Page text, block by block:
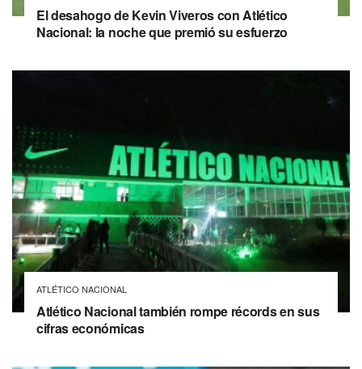
El desahogo de Kevin Viveros con Atlético
Nacional: la noche que premió su esfuerzo
ATLÉTICO NACIONAL
Atlético Nacional también rompe récords en sus
cifras económicas